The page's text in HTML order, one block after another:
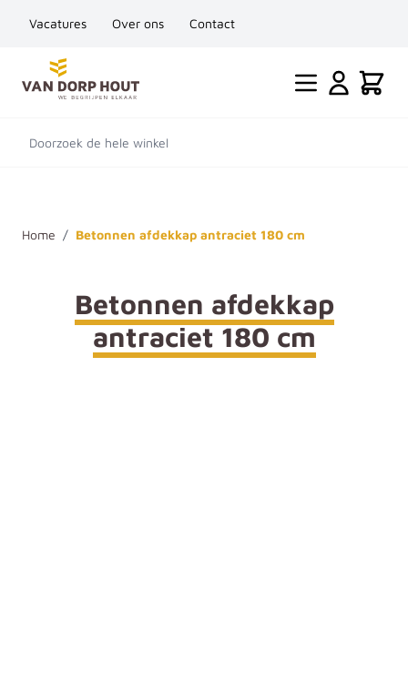
Vacatures Over ons Contact
Ga naar de inhoud
Cart
Doorzoek de hele winkel
Home / Betonnen afdekkap antraciet 180 cm
Betonnen afdekkap
antraciet 180 cm